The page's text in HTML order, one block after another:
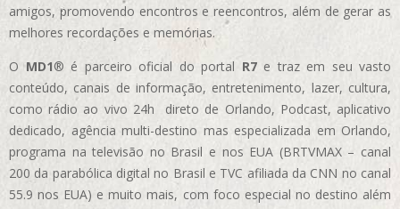
amigos, promovendo encontros e reencontros, além de gerar as
melhores recordações e memórias.
OMD1® é parceiro oficial do portal R7e traz em seu vasto
conteúdo, canais de informação, entretenimento, lazer, cultura,
como rádio ao vivo 24h direto de Orlando, Podcast, aplicativo
dedicado, agência multi-destino mas especializada em Orlando,
programa na televisão no Brasil e nos EUA (BRTVMAX – canal
200 da parabólica digital no Brasil e TVC afiliada da CNN no canal
55.9 nos EUA) e muito mais, com foco especial no destino além